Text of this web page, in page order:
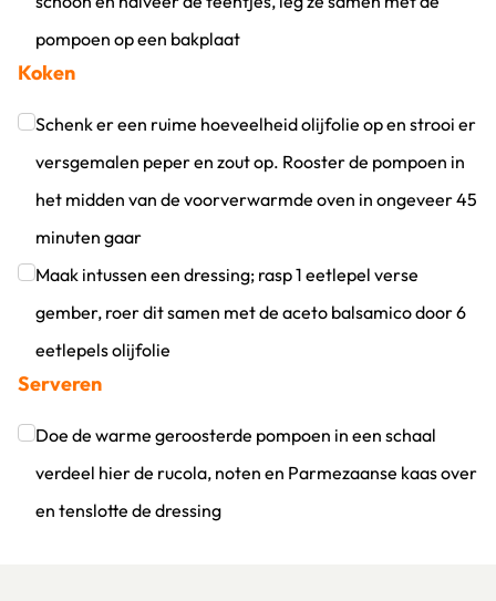
pompoen op een bakplaat
Klik om dit selectievakje aan te vinken
Koken
Schenk er een ruime hoeveelheid olijfolie op en strooi er
versgemalen peper en zout op. Rooster de pompoen in
het midden van de voorverwarmde oven in ongeveer 45
minuten gaar
Klik om dit selectievakje aan te vinken
Maak intussen een dressing; rasp 1 eetlepel verse
gember, roer dit samen met de aceto balsamico door 6
eetlepels olijfolie
Klik om dit selectievakje aan te vinken
Serveren
Doe de warme geroosterde pompoen in een schaal
verdeel hier de rucola, noten en Parmezaanse kaas over
en tenslotte de dressing